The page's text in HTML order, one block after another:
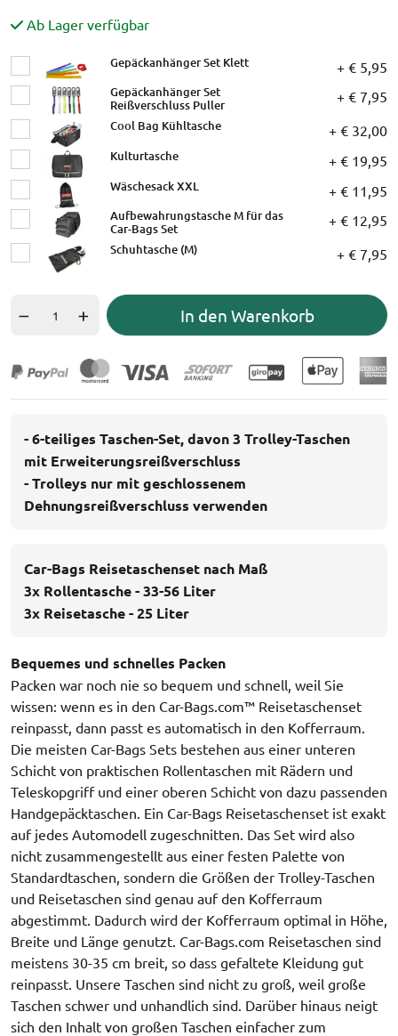
Ab Lager verfügbar
Gepäckanhänger Set Klett + € 5,95
Gepäckanhänger Set
Reißverschluss Puller
+ € 7,95
Cool Bag Kühltasche + € 32,00
Kulturtasche + € 19,95
Wäschesack XXL + € 11,95
Aufbewahrungstasche M für das
Car-Bags Set
+ € 12,95
Schuhtasche (M) + € 7,95
In den Warenkorb
- 6-teiliges Taschen-Set, davon 3 Trolley-Taschen
mit Erweiterungsreißverschluss
- Trolleys nur mit geschlossenem
Dehnungsreißverschluss verwenden
Car-Bags Reisetaschenset nach Maß
3x Rollentasche - 33-56 Liter
3x Reisetasche - 25 Liter
Bequemes und schnelles Packen
Packen war noch nie so bequem und schnell, weil Sie
wissen: wenn es in den Car-Bags.com™ Reisetaschenset
reinpasst, dann passt es automatisch in den Kofferraum.
Die meisten Car-Bags Sets bestehen aus einer unteren
Schicht von praktischen Rollentaschen mit Rädern und
Teleskopgriff und einer oberen Schicht von dazu passenden
Handgepäcktaschen. Ein Car-Bags Reisetaschenset ist exakt
auf jedes Automodell zugeschnitten. Das Set wird also
nicht zusammengestellt aus einer festen Palette von
Standardtaschen, sondern die Größen der Trolley-Taschen
und Reisetaschen sind genau auf den Kofferraum
abgestimmt. Dadurch wird der Kofferraum optimal in Höhe,
Breite und Länge genutzt. Car-Bags.com Reisetaschen sind
meistens 30-35 cm breit, so dass gefaltete Kleidung gut
reinpasst. Unsere Taschen sind nicht zu groß, weil große
Taschen schwer und unhandlich sind. Darüber hinaus neigt
sich den Inhalt von großen Taschen einfacher zum